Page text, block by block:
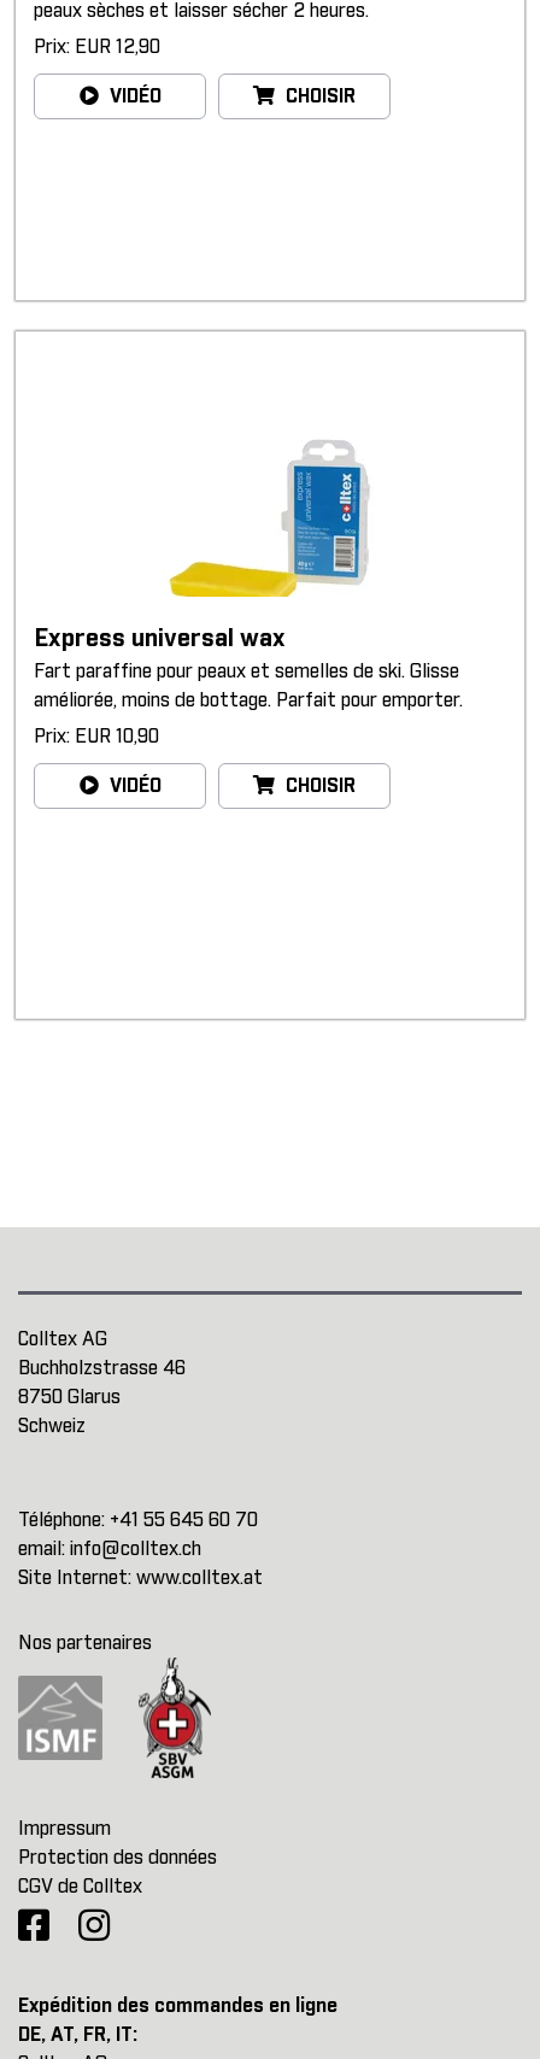
peaux sèches et laisser sécher 2 heures.
Prix: EUR 12,90
VIDÉO CHOISIR
Express universal wax
Fart paraffine pour peaux et semelles de ski. Glisse
améliorée, moins de bottage. Parfait pour emporter.
Prix: EUR 10,90
VIDÉO CHOISIR
Colltex AG
Buchholzstrasse 46
8750 Glarus
Schweiz
Téléphone: +41 55 645 60 70
email: info@colltex.ch
Site Internet: www.colltex.at
Nos partenaires
Impressum
Protection des données
CGV de Colltex
Expédition des commandes en ligne
DE, AT, FR, IT: